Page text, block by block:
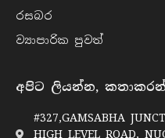
රසබ​ර
ව්‍යාපාරික පුව​ත්
අපිට ලියන්න,
#327,GAMSABHA
HIGH LEVEL ROAD,